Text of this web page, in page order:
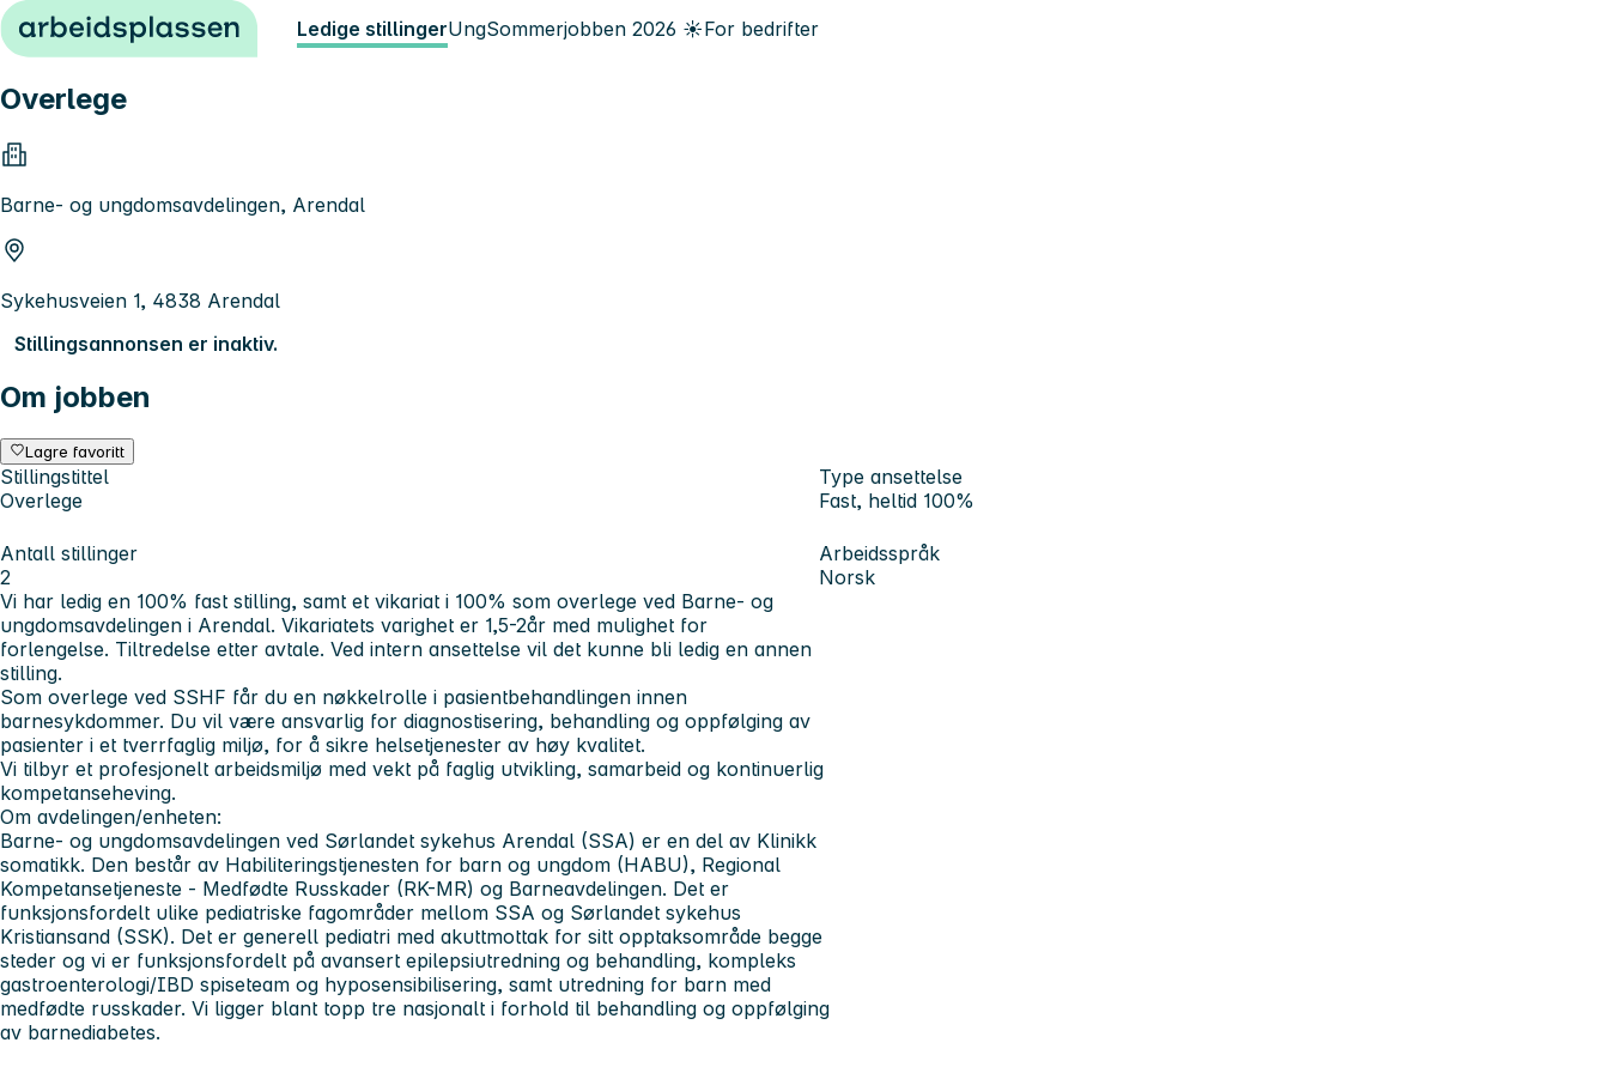
Hopp til innhold Ledige stillingerUngSommerjobben 2026 ☀️For bedrifter
Overlege
Barne- og ungdomsavdelingen, Arendal
Sykehusveien 1, 4838 Arendal
Stillingsannonsen er inaktiv.
Om jobben
Lagre favoritt
Stillingstittel
Overlege
Type ansettelse
Fast, heltid 100%
Antall stillinger
2
Arbeidsspråk
Norsk
Vi har ledig en 100% fast stilling, samt et vikariat i 100% som overlege ved Barne- og
ungdomsavdelingen i Arendal. Vikariatets varighet er 1,5-2år med mulighet for
forlengelse. Tiltredelse etter avtale. Ved intern ansettelse vil det kunne bli ledig en annen
stilling.
Som overlege ved SSHF får du en nøkkelrolle i pasientbehandlingen innen
barnesykdommer. Du vil være ansvarlig for diagnostisering, behandling og oppfølging av
pasienter i et tverrfaglig miljø, for å sikre helsetjenester av høy kvalitet.
Vi tilbyr et profesjonelt arbeidsmiljø med vekt på faglig utvikling, samarbeid og kontinuerlig
kompetanseheving.
Om avdelingen/enheten:
Barne- og ungdomsavdelingen ved Sørlandet sykehus Arendal (SSA) er en del av Klinikk
somatikk. Den består av Habiliteringstjenesten for barn og ungdom (HABU), Regional
Kompetansetjeneste - Medfødte Russkader (RK-MR) og Barneavdelingen. Det er
funksjonsfordelt ulike pediatriske fagområder mellom SSA og Sørlandet sykehus
Kristiansand (SSK). Det er generell pediatri med akuttmottak for sitt opptaksområde begge
steder og vi er funksjonsfordelt på avansert epilepsiutredning og behandling, kompleks
gastroenterologi/IBD spiseteam og hyposensibilisering, samt utredning for barn med
medfødte russkader. Vi ligger blant topp tre nasjonalt i forhold til behandling og oppfølging
av barnediabetes.